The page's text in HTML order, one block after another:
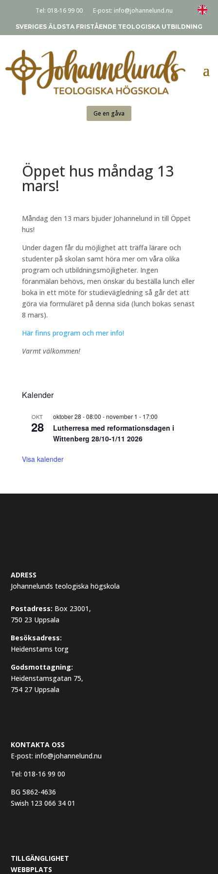
Tel: 018-16 99 00 E-post: info@johannelund.nu
SVERIGES ÄLDSTA FRISTÅENDE TEOLOGISKA UTBILDNING
Ge en gåva
Öppet hus måndag 13
mars!
Måndag den 13 mars bjuder Johannelund in till Öppet
hus!
Under dagen får du möjlighet att träffa lärare och
studenter på skolan samt höra mer om våra olika
program och utbildningsmöjligheter. Ingen
föranmälan behövs, men önskar du beställa lunch eller
boka in ett möte för studievägledning så går det att
göra via formuläret på denna sida (lunch bokas senast
8 mars).
Här finns program och mer info!
Varmt välkommen!
Kalender
OKT
28
oktober 28 - 08:00 -november 1 - 17:00
Lutherresa med reformationsdagen i
Wittenberg 28/10-1/11 2026
Visa kalender
ADRESS
Johannelunds teologiska högskola
Postadress: Box 23001,
750 23 Uppsala
Besöksadress:
Heidenstams torg
Godsmottagning:
Heidenstamsgatan 75,
754 27 Uppsala
KONTAKTA OSS
E-post:info@johannelund.nu
Tel:018-16 99 00
BG 5862-4636
Swish 123 066 34 01
TILLGÄNGLIGHET
WEBBPLATS